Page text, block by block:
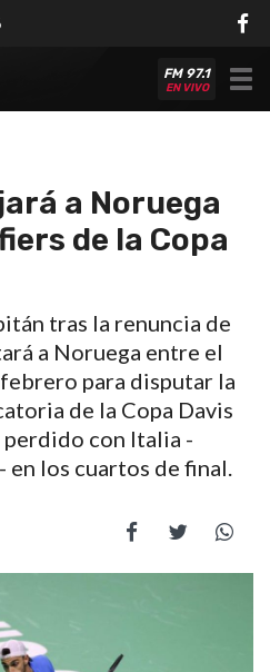
FM 97.1
EN VIVO
a Noruega
de la Copa
tras la renuncia de
a Noruega entre el
para disputar la
de la Copa Davis
con Italia -
en los cuartos de final.